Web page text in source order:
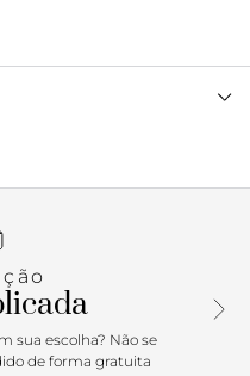
ao couro, com
e estruturado, traz
zíper metálico, com
com aplicação de pin
centralizada na capa
de rebites
alça. Porque
sua escolha? Não se
de forma gratuita